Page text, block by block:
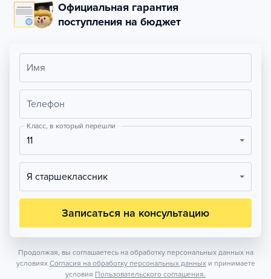
Официальная гарантия
поступления на бюджет
Имя
Телефон
Класс, в который перешли
11
Я старшеклассник
Записаться на консультацию
Продолжая, вы соглашаетесь на обработку персональных данных на
условиях Согласия на обработку персональных данных и принимаете
условия Пользовательского соглашения.